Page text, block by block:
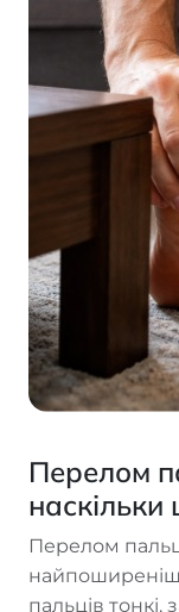
Перелом
наскільки
Перелом
пальців